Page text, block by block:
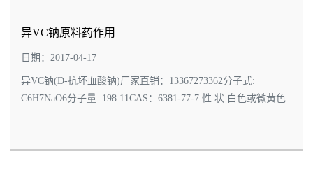
异VC钠原料药作用
日期：2017-04-17
异VC钠(D-抗坏血酸钠)厂家直销：13367273362分子式:
C6H7NaO6分子量: 198.11CAS：6381-77-7 性 状 白色或微黄色